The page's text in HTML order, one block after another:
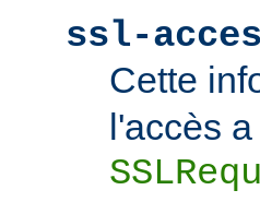
ssl-
Cette
l'accès